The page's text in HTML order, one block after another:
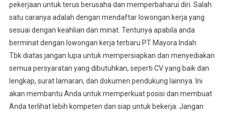
pekerjaan untuk terus berusaha dan memperbaharui diri. Salah
satu caranya adalah dengan mendaftar lowongan kerja yang
sesuai dengan keahlian dan minat. Tentunya apabila anda
berminat dengan lowongan kerja terbaru PT Mayora Indah
Tbk diatas jangan lupa untuk mempersiapkan dan menyediakan
semua persyaratan yang dibutuhkan, seperti CV yang baik dan
lengkap, surat lamaran, dan dokumen pendukung lainnya. Ini
akan membantu Anda untuk memperkuat posisi dan membuat
Anda terlihat lebih kompeten dan siap untuk bekerja. Jangan